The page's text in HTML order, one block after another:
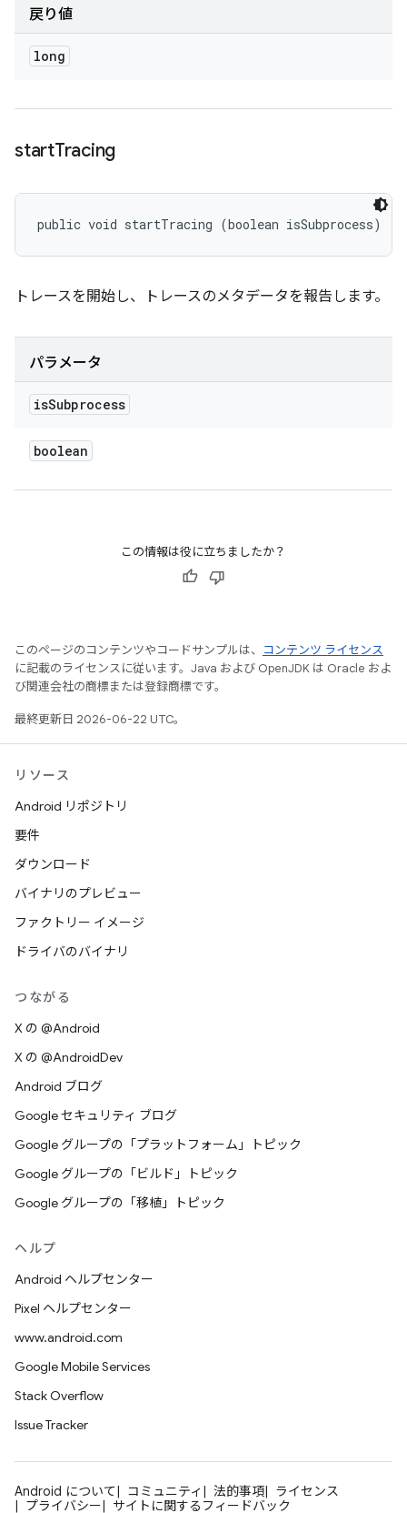
戻り値
long
startTracing
public void startTracing (boolean isSubprocess)
トレースを開始し、トレースのメタデータを報告します。
パラメータ
isSubprocess
boolean
この情報は役に立ちましたか？
このページのコンテンツやコードサンプルは、
コンテンツ ライセンス
に記載のライセンスに従います。Java および OpenJDK は Oracle およ
び関連会社の商標または登録商標です。
最終更新日 2026-06-22 UTC。
リソース
Android リポジトリ
要件
ダウンロード
バイナリのプレビュー
ファクトリー イメージ
ドライバのバイナリ
つながる
X の @Android
X の @AndroidDev
Android ブログ
Google セキュリティ ブログ
Google グループの「プラットフォーム」トピック
Google グループの「ビルド」トピック
Google グループの「移植」トピック
ヘルプ
Android ヘルプセンター
Pixel ヘルプセンター
www.android.com
Google Mobile Services
Stack Overflow
Issue Tracker
Android について コミュニティ 法的事項
ライセンス
プライバシー
サイトに関するフィードバック